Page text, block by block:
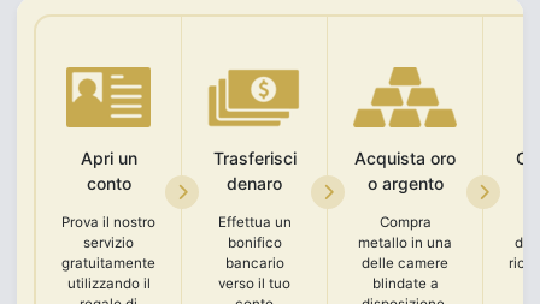
Apri un
conto
Prova il nostro
servizio
gratuitamente
utilizzando il
Trasferisci
denaro
Effettua un
bonifico
bancario
verso il tuo
Acquista oro
o argento
Compra
metallo in una
delle camere
blindate a